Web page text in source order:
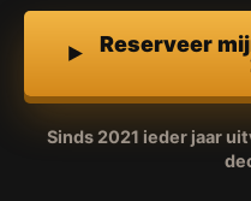
Reserveer
Sinds 2021 ieder jaar